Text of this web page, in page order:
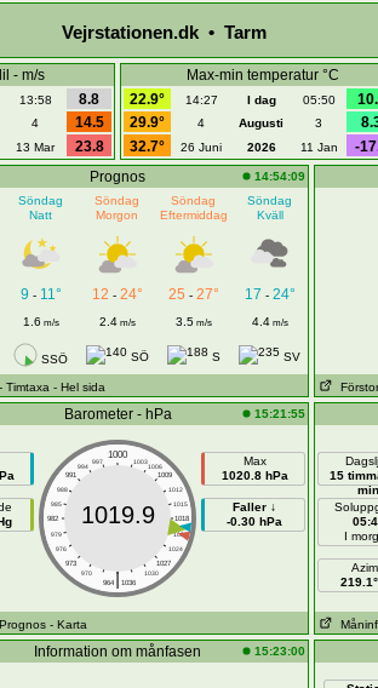
Vejrstationen.dk • Tarm
- m/s
13:58
8.8
4
14.5
13 Mar 23.8
Max-min temperatur °C
22.9°
14:27 I dag 05:50
29.9°
4 Augusti 3
32.7°
26 Juni 2026 11 Jan -
Prognos
14:54:09
Söndag
Natt
Söndag
Morgon
Söndag
Eftermiddag
Söndag
Kväll
9 - 11° 12 - 24° 25 - 27° 17 - 24°
1.6 m/s 2.4m/s 3.5m/s 4.4m/s
SSÖ SÖ S SV
- Timtaxa - Hel sida
Barometer - hPa 15:21:55
1000
997 1003
994
1006
991
1009
988
1012
985
1015
982
1018
979
1021
976
1024
973
1027
970
1030
|
964 1036
1019.9
Max
1020.8 hPa
Faller ↓
-0.30 hPa
- Karta
15
min
I
Information om månfasen 15:23:00